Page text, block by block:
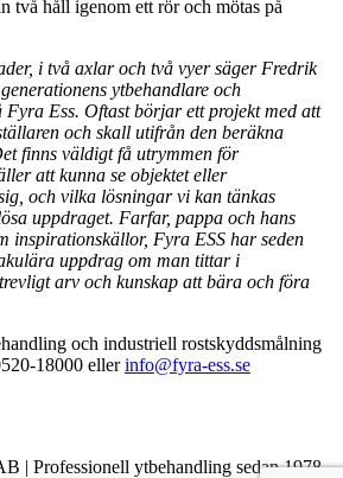
två håll igenom ett rör och mötas på
i två axlar och två vyer säger Fredrik
ytbehandlare och
Ess. Oftast börjar ett projekt med att
och skall utifrån den beräkna
finns väldigt få utrymmen för
att kunna se objektet eller
och vilka lösningar vi kan tänkas
uppdraget. Farfar, pappa och hans
inspirationskällor, Fyra ESS har seden
uppdrag om man tittar i
arv och kunskap att bära och föra
och industriell rostskyddsmålning
18000 ellerinfo@fyra-ess.se
| Professionell ytbehandling sedan 1978